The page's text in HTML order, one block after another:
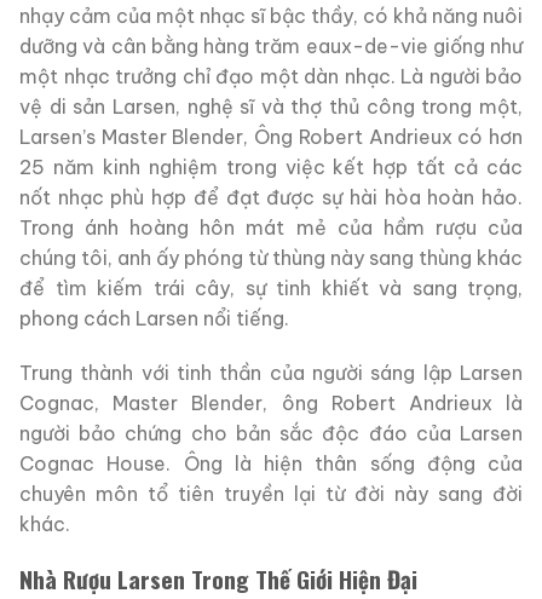
nhạy cảm của một nhạc sĩ bậc thầy, có khả năng nuôi
dưỡng và cân bằng hàng trăm eaux-de-vie giống như
một nhạc trưởng chỉ đạo một dàn nhạc. Là người bảo
vệ di sản Larsen, nghệ sĩ và thợ thủ công trong một,
Larsen’s Master Blender, Ông Robert Andrieux có hơn
25 năm kinh nghiệm trong việc kết hợp tất cả các
nốt nhạc phù hợp để đạt được sự hài hòa hoàn hảo.
Trong ánh hoàng hôn mát mẻ của hầm rượu của
chúng tôi, anh ấy phóng từ thùng này sang thùng khác
để tìm kiếm trái cây, sự tinh khiết và sang trọng,
phong cách Larsen nổi tiếng.
Trung thành với tinh thần của người sáng lập Larsen
Cognac, Master Blender, ông Robert Andrieux là
người bảo chứng cho bản sắc độc đáo của Larsen
Cognac House. Ông là hiện thân sống động của
chuyên môn tổ tiên truyền lại từ đời này sang đời
khác.
Nhà Rượu Larsen Trong Thế Giới Hiện Đại